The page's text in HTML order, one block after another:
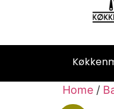
Home /